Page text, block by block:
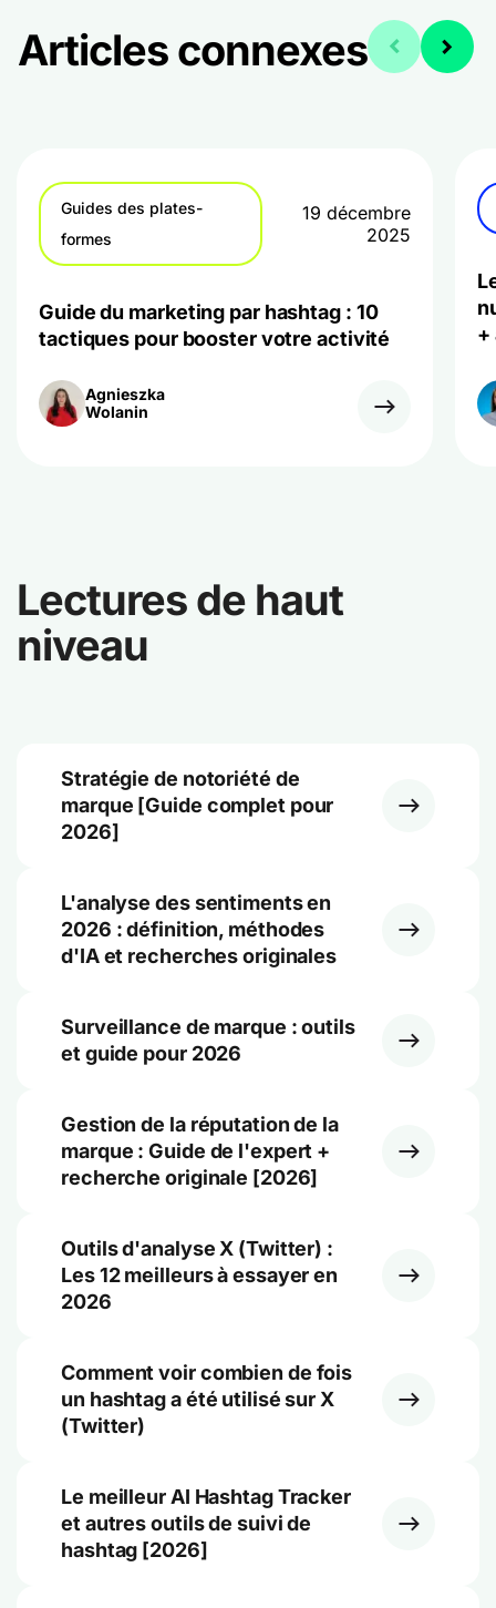
Articles connexes
Guides des plates-
formes
19 décembre
2025
Guide du marketing par hashtag : 10
tactiques pour booster votre activité
Agnieszka
Wolanin
+
Lectures de haut
niveau
Stratégie de notoriété de
marque [Guide complet pour
2026]
L'analyse des sentiments en
2026 : définition, méthodes
d'IA et recherches originales
Surveillance de marque : outils
et guide pour 2026
Gestion de la réputation de la
marque : Guide de l'expert +
recherche originale [2026]
Outils d'analyse X (Twitter) :
Les 12 meilleurs à essayer en
2026
Comment voir combien de fois
un hashtag a été utilisé sur X
(Twitter)
Le meilleur AI Hashtag Tracker
et autres outils de suivi de
hashtag [2026]